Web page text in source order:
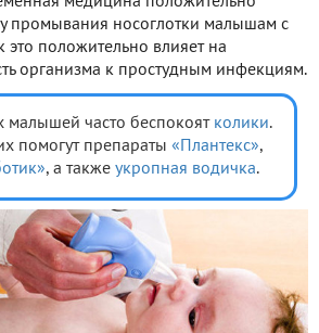
промывания носоглотки малышам с
это положительно влияет на
организма к простудным инфекциям.
часто беспокоят колики.
помогут препараты «Плантекс»,
, а также укропная водичка.